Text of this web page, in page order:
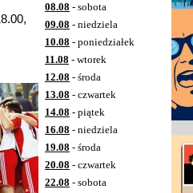
08.08 - sobota
09.08 - niedziela
10.08 - poniedziałek
11.08 - wtorek
12.08 - środa
13.08 - czwartek
14.08 - piątek
16.08 - niedziela
19.08 - środa
20.08 - czwartek
22.08 - sobota